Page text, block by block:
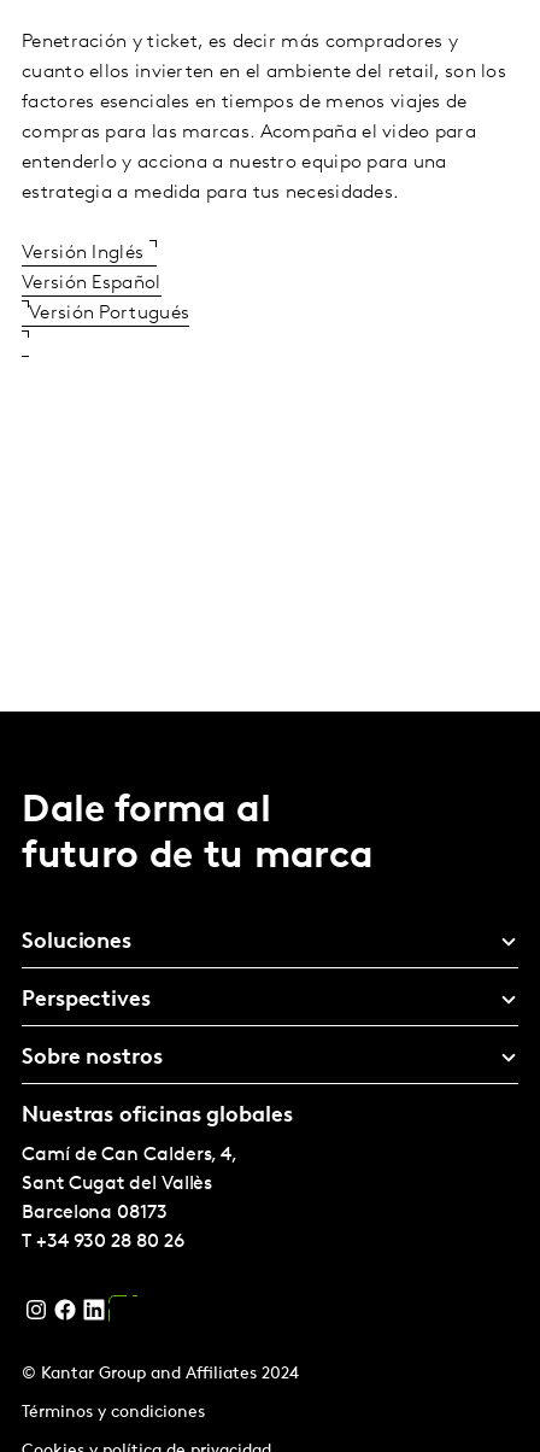
Penetración y ticket, es decir más compradores y
cuanto ellos invierten en el ambiente del retail, son los
factores esenciales en tiempos de menos viajes de
compras para las marcas. Acompaña el video para
entenderlo y acciona a nuestro equipo para una
estrategia a medida para tus necesidades.
Versión Inglés
Versión Español
Versión Portugués
Dale forma al
futuro de tu marca
Soluciones
Perspectives
Sobre nostros
Nuestras oficinas globales
Camí de Can Calders, 4,
Sant Cugat del Vallès
Barcelona 08173
T +34 930 28 80 26
© Kantar Group and Affiliates 2024
Términos y condiciones